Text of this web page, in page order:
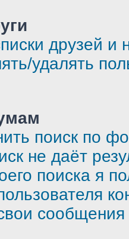
друзей и
удалять
поиск по
не даёт
поиска я